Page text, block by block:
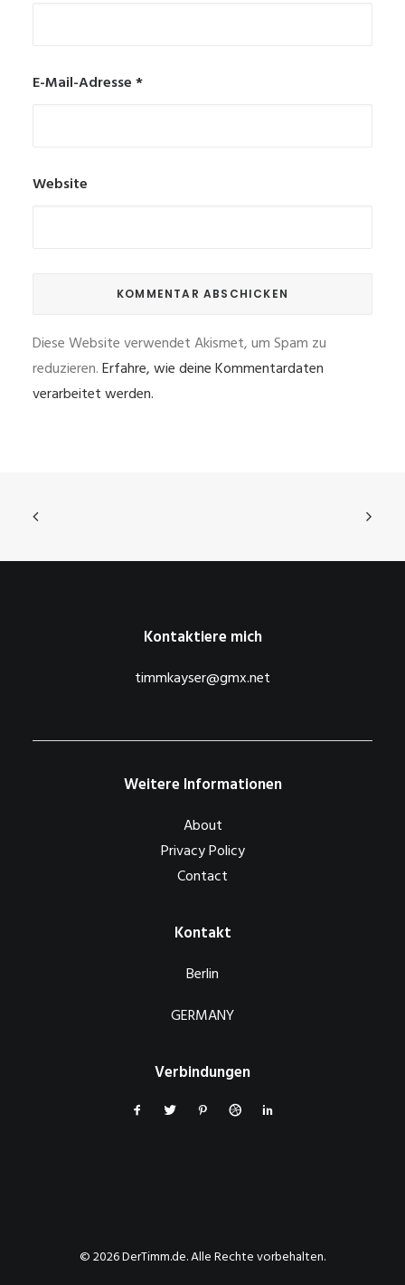
E-Mail-Adresse*
Website
Diese Website verwendet Akismet, um Spam zu
reduzieren.Erfahre, wie deine Kommentardaten
verarbeitet werden.
Kontaktiere mich
timmkayser@gmx.net
Weitere Informationen
About
Privacy Policy
Contact
Kontakt
Berlin
GERMANY
Verbindungen
© 2026 DerTimm.de. Alle Rechte vorbehalten.